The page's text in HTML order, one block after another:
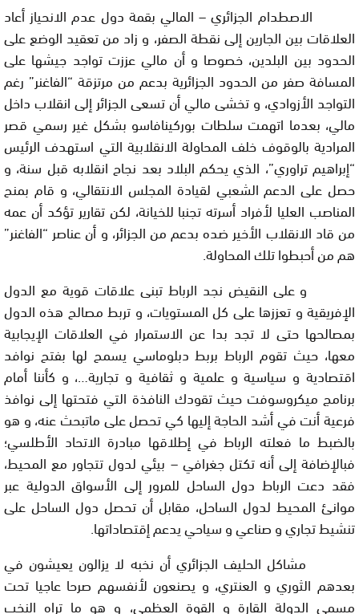
الاصطدام الجزائري – المالي بقمة دول عدم الانحياز أعاد
العلاقات بين الجارين إلى نقطة الصفر، و زاد من تعقيد الوضع على
الحدود بين البلدين، خصوصا و أن مالي عززت تواجد جيشها على
المسافة صفر من الحدود الجزائرية بدعم من مرتزقة “الفاغنر” رغم
التواجد الأزوادي، و تخشى مالي أن تسعى الجزائر إلى انقلاب داخل
مالي، بعدما اتهمت سلطات بوركينافاسو بشكل غير رسمي قصر
المرادية بالوقوف خلف المحاولة الانقلابية التي استهدف الرئيس
“إبراهيم تراوري”، الذي يحكم البلاد بعد نجاح انقلابه قبل سنة، و
حصل على الدعم الشعبي لقيادة المجلس الانتقالي، و قام بمنح
المناصب العليا لأفراد أسرته تجنبا للخيانة، لكن تقارير تؤكد أن عمه
من قاد الانقلاب الأخير ضده بدعم من الجزائر، و أن عناصر “الفاغنر”
هم من أحبطوا تلك المحاولة.
و على النقيض نجد الرباط تبنى علاقات قوية مع الدول
الإفريقية و تعززها على كل المستويات، و تربط مصالح هذه الدول
بمصالحها حتى لا تجد بدا عن الاستمرار في العلاقات الإيجابية
معها، حيث تقوم الرباط بربط دبلوماسي يسمح لها بفتح نوافد
اقتصادية و سياسية و علمية و ثقافية و تجارية…، و كأننا أمام
برنامج ميكروسوفت حيث تقودك النافذة التي فتحتها إلى نوافذ
فرعية أنت في أشد الحاجة إليها كي تحصل على ماتبحث عنه، و هو
بالضبط ما فعلته الرباط في إطلاقها مبادرة الاتحاد الأطلسي؛
فبالإضافة إلى أنه تكتل جغرافي – بيئي لدول تتجاور مع المحيط،
فقد دعت الرباط دول الساحل للمرور إلى الأسواق الدولية عبر
موانئ المحيط لدول الساحل، مقابل أن تحصل دول الساحل على
تنشيط تجاري و صناعي و سياحي يدعم إقتصاداتها.
مشاكل الحليف الجزائري أن نخبه لا يزالون يعيشون في
بعدهم الثوري و العنتري، و يصنعون لأنفسهم صرحا عاجيا تحت
مسمى الدولة القارة و القوة العظمى، و هو ما تراه النخب